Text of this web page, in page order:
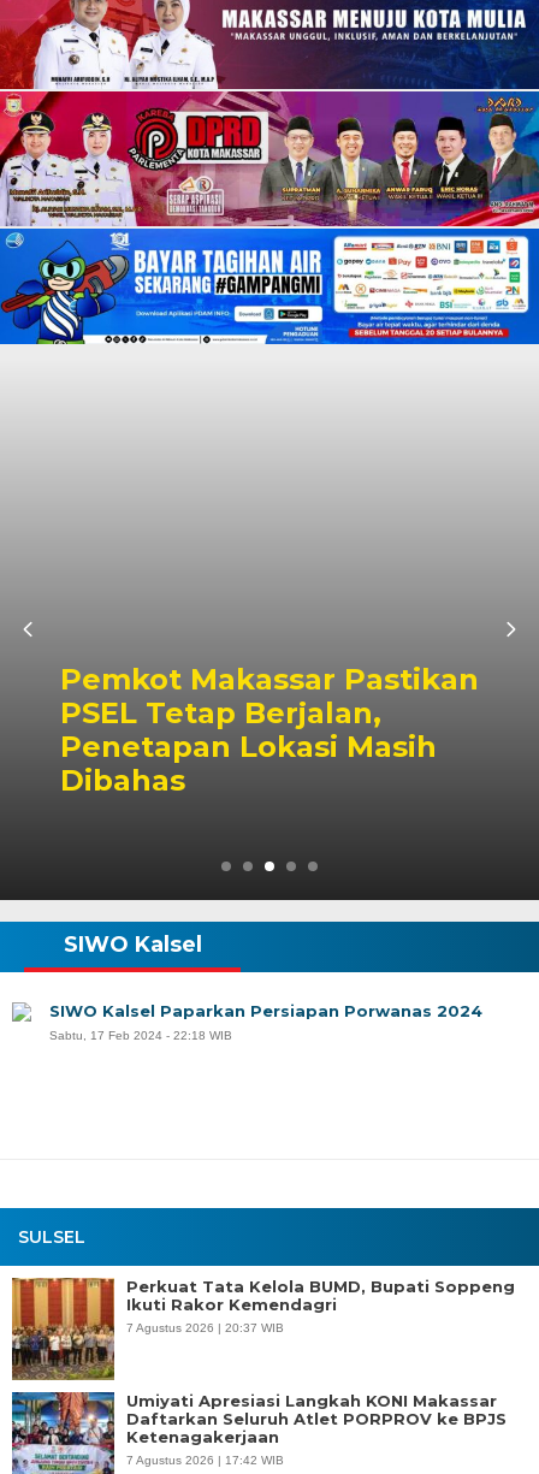
Pemkot Makassar Pastikan
PSEL Tetap Berjalan,
Penetapan Lokasi Masih
Dibahas
SULSEL
Perkuat Tata Kelola BUMD, Bupati Soppeng
Ikuti Rakor Kemendagri
7 Agustus 2026 | 20:37 WIB
Umiyati Apresiasi Langkah KONI Makassar
Daftarkan Seluruh Atlet PORPROV ke BPJS
Ketenagakerjaan
7 Agustus 2026 | 17:42 WIB
SIWO Kalsel
SIWO Kalsel Paparkan Persiapan Porwanas 2024
Sabtu, 17 Feb 2024 - 22:18 WIB